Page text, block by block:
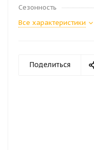
Сезонность
Все характеристики
Поделиться